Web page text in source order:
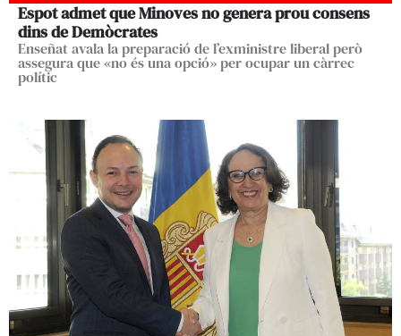
Espot admet que Minoves no genera prou consens
dins de Demòcrates
Enseñat avala la preparació de l’exministre liberal però
assegura que «no és una opció» per ocupar un càrrec
polític